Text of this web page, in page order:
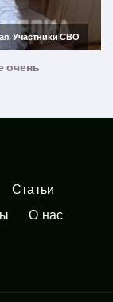
Статьи
О нас